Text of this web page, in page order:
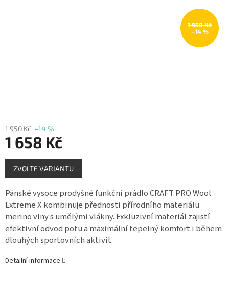
1 950 Kč
–14 %
1 950 Kč –14 %
1 658 Kč
Měrná
cena:
ZVOLTE VARIANTU
Pánské vysoce prodyšné funkční prádlo CRAFT PRO Wool
Extreme X kombinuje přednosti přírodního materiálu
merino vlny s umělými vlákny. Exkluzivní materiál zajistí
efektivní odvod potu a maximální tepelný komfort i během
dlouhých sportovních aktivit.
Detailní informace